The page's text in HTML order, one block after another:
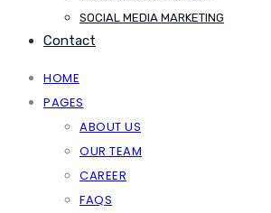
SOCIAL MEDIA MARKETING
Contact
HOME
PAGES
ABOUT US
OUR TEAM
CAREER
FAQS